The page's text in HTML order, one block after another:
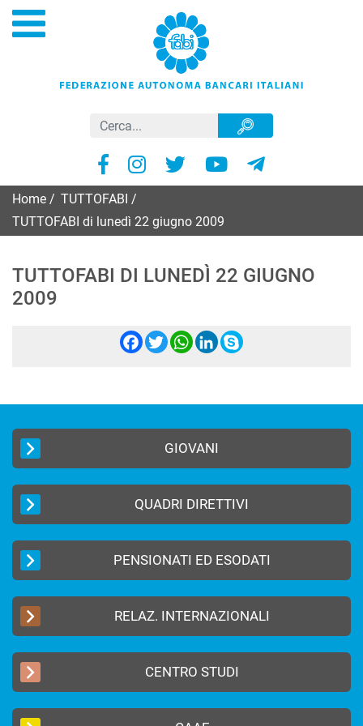
Home TUTTOFABI
TUTTOFABI di lunedì 22 giugno 2009
TUTTOFABI DI LUNEDÌ 22 GIUGNO
2009
Facebook
Twitter
WhatsApp
LinkedIn
Skype
GIOVANI
QUADRI DIRETTIVI
PENSIONATI ED ESODATI
RELAZ. INTERNAZIONALI
CENTRO STUDI